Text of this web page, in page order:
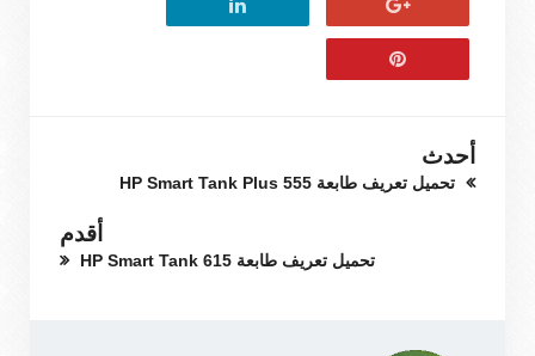
أحدث
تحميل تعريف طابعة HP Smart Tank Plus 555
أقدم
تحميل تعريف طابعة HP Smart Tank 615